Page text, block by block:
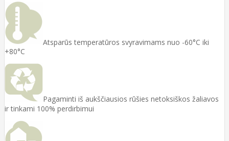
Atsparūs temperatūros svyravimams nuo -60°C iki
+80°C
Pagaminti iš aukščiausios rūšies netoksiškos žaliavos
ir tinkami 100% perdirbimui